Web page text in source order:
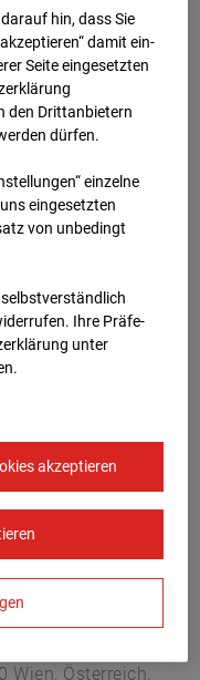
Wien, Österreich,
hin, dass Sie
damit ein­
Seite eingesetzten
den Drittanbietern
dürfen.
einzelne
eingesetzten
von unbedingt
Ihre Prä­fe­
unter
akzeptieren